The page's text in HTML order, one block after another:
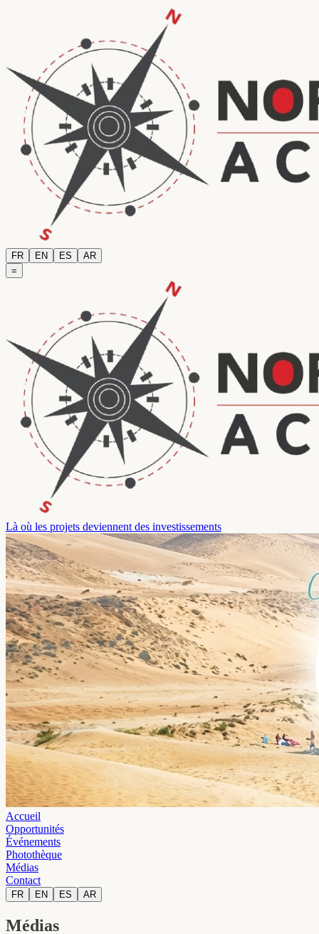
FR EN ES
AR
=
Là où les projets deviennent des investissements
Accueil
Opportunités
Événements
Photothèque
Médias
Contact
FR EN ES AR
Médias